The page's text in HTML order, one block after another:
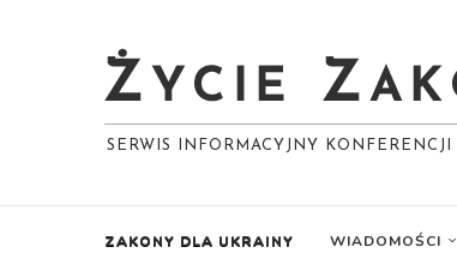
SERWIS INFORMACYJNY
ZAKONY DLA UKRAINY WIADOMOŚCI